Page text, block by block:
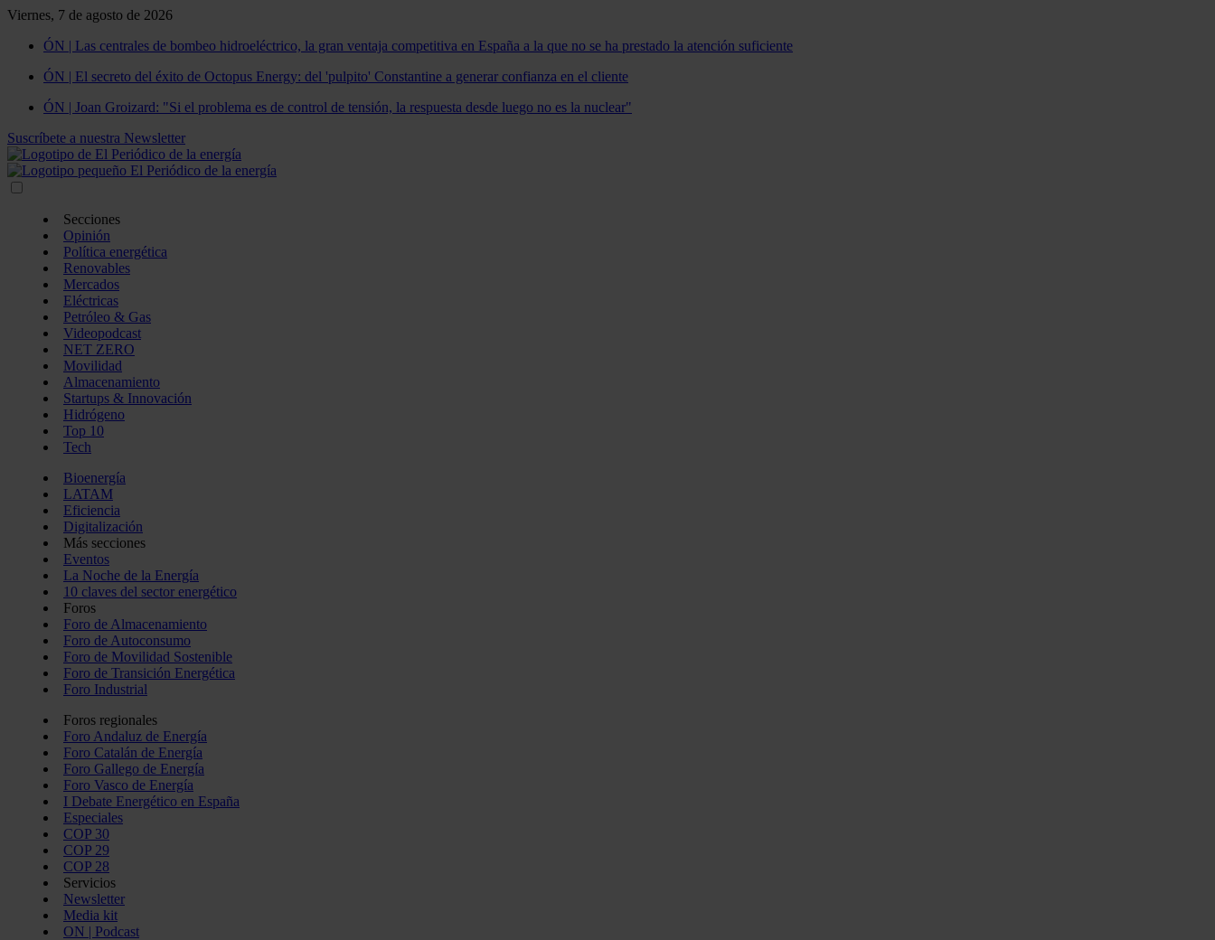
Viernes, 7 de agosto de 2026
ÓN | Las centrales de bombeo hidroeléctrico, la gran ventaja competitiva en España a la que no se ha prestado la atención suficiente
ÓN | El secreto del éxito de Octopus Energy: del 'pulpito' Constantine a generar confianza en el cliente
ÓN | Joan Groizard: "Si el problema es de control de tensión, la respuesta desde luego no es la nuclear"
Suscríbete a nuestra Newsletter
Secciones
Opinión
Política energética
Renovables
Mercados
Eléctricas
Petróleo & Gas
Videopodcast
NET ZERO
Movilidad
Almacenamiento
Startups & Innovación
Hidrógeno
Top 10
Tech
Bioenergía
LATAM
Eficiencia
Digitalización
Más secciones
Eventos
La Noche de la Energía
10 claves del sector energético
Foros
Foro de Almacenamiento
Foro de Autoconsumo
Foro de Movilidad Sostenible
Foro de Transición Energética
Foro Industrial
Foros regionales
Foro Andaluz de Energía
Foro Catalán de Energía
Foro Gallego de Energía
Foro Vasco de Energía
I Debate Energético en España
Especiales
COP 30
COP 29
COP 28
Servicios
Newsletter
Media kit
ON | Podcast